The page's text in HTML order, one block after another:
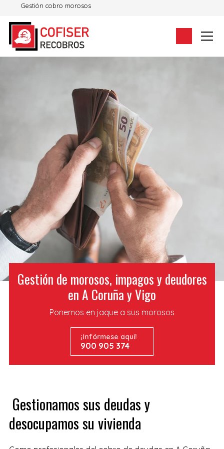
Gestión cobro morosos
Gestión de morosos, impagos y deudores
en A Coruña y Vigo
Ponemos en jaque a sus morosos
¡Infórmese aquí!
900 905 374
Gestionamos sus deudas y
desocupamos su vivienda